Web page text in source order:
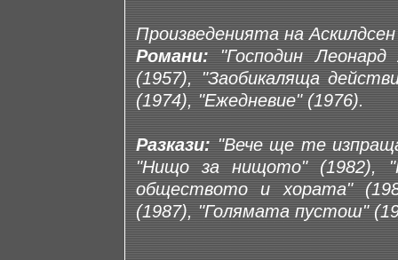
Произведенията на
Романи:"Господин
(1957), "Заобикаляща
(1974), "Ежедневие" (1976).
Разкази:"Вече ще те
"Нищо за нищото" (1982),
обществото и хората"
(1987), "Голямата пустош"